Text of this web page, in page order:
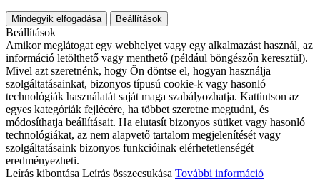
Mindegyik elfogadása Beállítások
Beállítások
Amikor meglátogat egy webhelyet vagy egy alkalmazást használ, az
információ letölthető vagy menthető (például böngészőn keresztül).
Mivel azt szeretnénk, hogy Ön döntse el, hogyan használja
szolgáltatásainkat, bizonyos típusú cookie-k vagy hasonló
technológiák használatát saját maga szabályozhatja. Kattintson az
egyes kategóriák fejlécére, ha többet szeretne megtudni, és
módosíthatja beállításait. Ha elutasít bizonyos sütiket vagy hasonló
technológiákat, az nem alapvető tartalom megjelenítését vagy
szolgáltatásaink bizonyos funkcióinak elérhetetlenségét
eredményezheti.
Leírás kibontása Leírás összecsukása További információ